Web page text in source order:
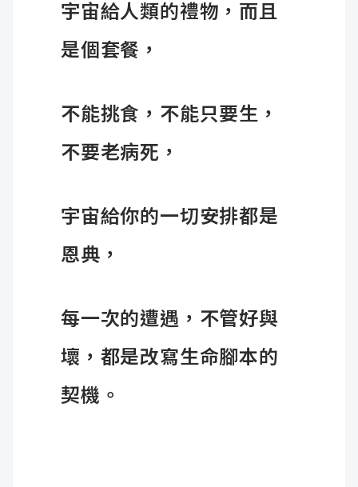
宇宙給人類的禮物，而且
是個套餐，
不能挑食，不能只要生，
不要老病死，
宇宙給你的一切安排都是
恩典，
每一次的遭遇，不管好與
壞，都是改寫生命腳本的
契機。